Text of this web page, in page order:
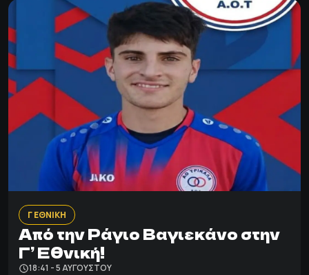
Γ ΕΘΝΙΚΗ
Από την Ράγιο Βαγιεκάνο στην
Γ’ Εθνική!
18:41 - 5 ΑΥΓΟΎΣΤΟΥ